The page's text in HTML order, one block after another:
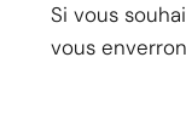
Si vous
vous